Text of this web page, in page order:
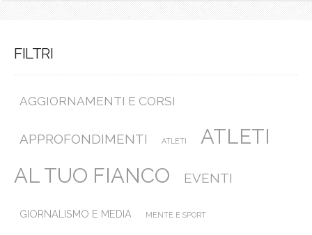
FILTRI
AGGIORNAMENTI E CORSI
APPROFONDIMENTI ATLETI
ATLETI
AL TUO FIANCO
EVENTI
GIORNALISMO E MEDIA MENTE E SPORT